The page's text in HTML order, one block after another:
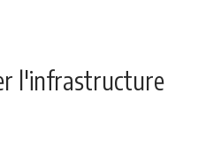
l'infrastructure